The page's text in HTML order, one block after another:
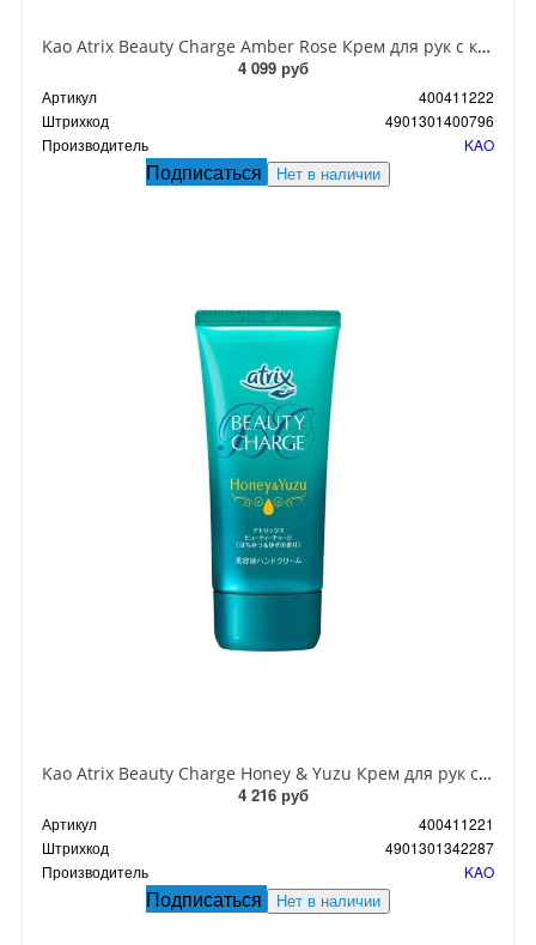
Kao Atrix Beauty Charge Amber Rose Крем для рук с косметической эссенцией с ароматом Розы 80 гр
4 099 руб
Артикул
400411222
Штрихкод
4901301400796
Производитель
KAO
Подписаться Нет в наличии
Kao Atrix Beauty Charge Honey & Yuzu Крем для рук с косметической эссенцией с ароматом Меда и юдзу 80 гр
4 216 руб
Артикул
400411221
Штрихкод
4901301342287
Производитель
KAO
Подписаться Нет в наличии